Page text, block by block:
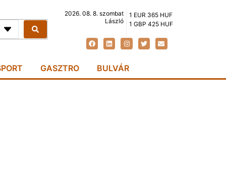
2026. 08. 8. szombat
László
1 EUR 365 HUF
1 GBP 425 HUF
GASZTRO BULVÁR